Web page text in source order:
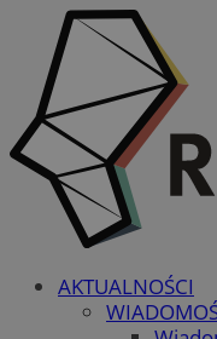
AKTUALNOŚCI